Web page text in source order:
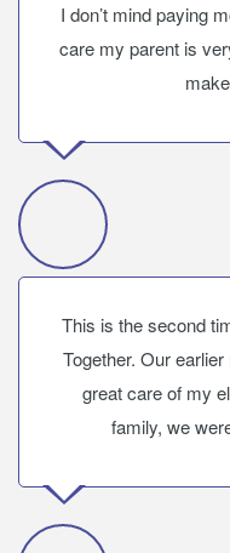
I don’t mind paying
care my parent is
This is the second
Together. Our
great care of my
family, we